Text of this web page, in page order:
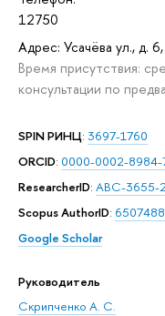
12750
Адрес: Усачёва ул., д.
Время присутствия:
консультации по
SPIN РИНЦ: 3697-1760
ORCID: 0000-0002-8984-
ResearcherID: ABC-3655-
Scopus AuthorID:
Google Scholar
Руководитель
Скрипченко А. С.